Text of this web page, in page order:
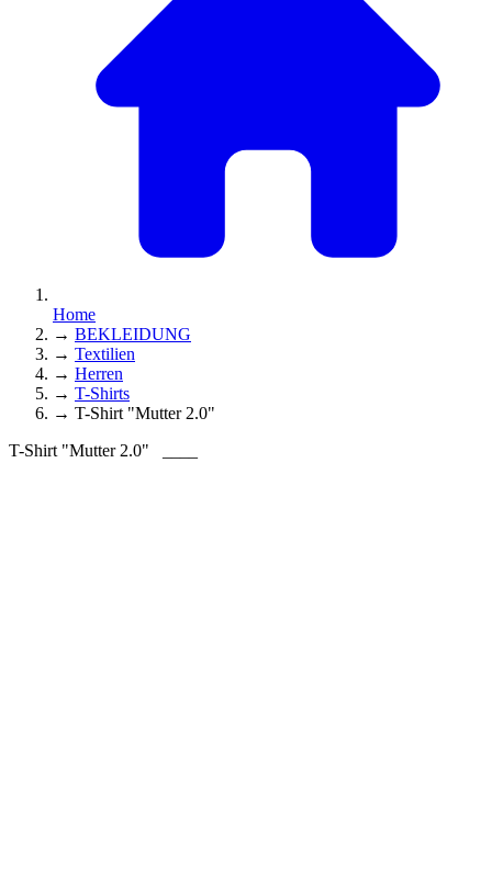
Home
→ BEKLEIDUNG
→ Textilien
→ Herren
→ T-Shirts
→ T-Shirt "Mutter 2.0"
T-Shirt "Mutter 2.0"